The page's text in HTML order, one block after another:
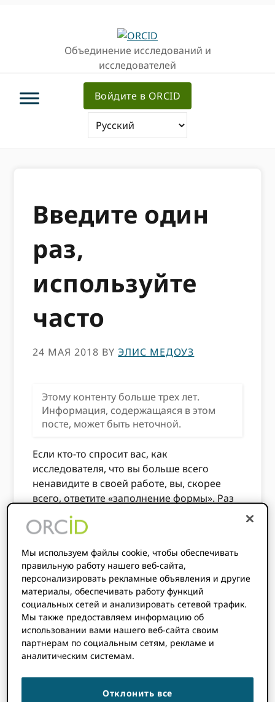
Объединение исследований и
исследователей
Войдите в ORCID
Введите один
раз,
используйте
часто
24 МАЯ 2018 BYЭЛИС МЕДОУЗ
Этому контенту больше трех лет.
Информация, содержащаяся в этом
посте, может быть неточной.
Если кто-то спросит вас, как
исследователя, что вы больше всего
ненавидите в своей работе, вы, скорее
всего, ответите «заполнение формы». Раз
за разом вводите одну и ту же
информацию - часто для одной и той же
риск ошибок и сокращает время, которое
вы можете потратить на собственное
исследование. Природа 2016обзор
заработной платы(резюмированоздесь)
обнаружили, что исследователи обычно
тратят 21% своего времени на написание
заявок на гранты и другие
административные задачи. На недавнем
Бразилия ORCID запуск консорциума,
CAPES отметили, что, по их оценкам, их
Мы используем файлы cookie, чтобы обеспечивать
правильную работу нашего веб-сайта,
персонализировать рекламные объявления и другие
материалы, обеспечивать работу функций
социальных сетей и анализировать сетевой трафик.
Мы также предоставляем информацию об
использовании вами нашего веб-сайта своим
партнерам по социальным сетям, рекламе и
аналитическим системам.
Отклонить все